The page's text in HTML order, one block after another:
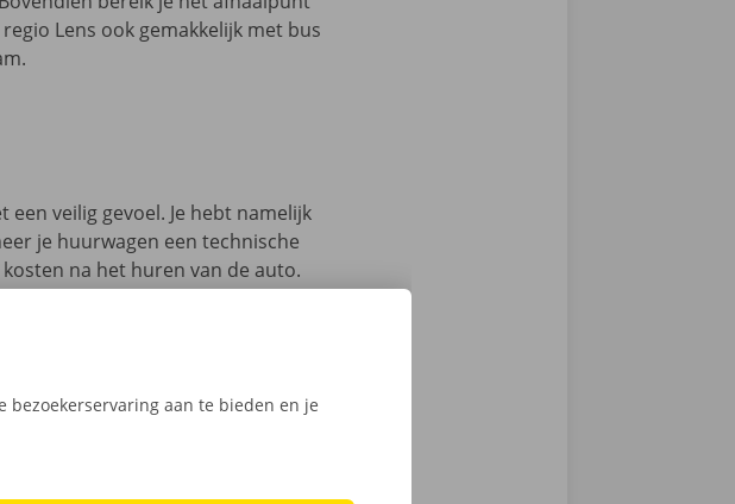
Lens ook gemakkelijk met bus
veilig gevoel. Je hebt namelijk
je huurwagen een technische
na het huren van de auto.
bezoekerservaring aan te bieden en je